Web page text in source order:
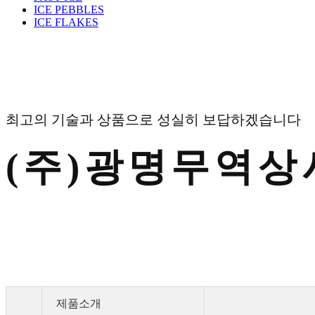
ICE PEBBLES
ICE FLAKES
최고의 기술과 상품으로 성실히 보답하겠습니다
(주)광명무역상
제품소개